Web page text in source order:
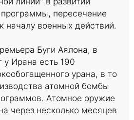
пересечение
началу военных действий.
Буги Аялона, в
Ирана есть 190
урана, в то
атомной бомбы
Атомное оружие
через несколько месяцев